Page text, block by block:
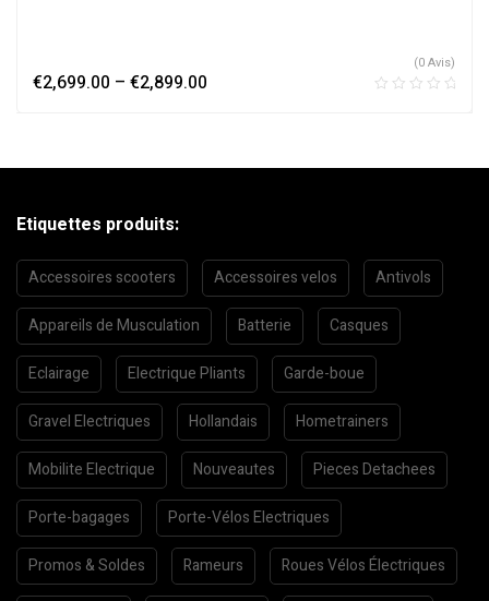
€2,699.00 – €2,899.00
(0 Avis)
Etiquettes produits:
Accessoires scooters Accessoires velos Antivols
Appareils de Musculation Batterie Casques
Eclairage Electrique Pliants Garde-boue
Gravel Electriques Hollandais Hometrainers
Mobilite Electrique Nouveautes Pieces Detachees
Porte-bagages Porte-Vélos Electriques
Promos & Soldes Rameurs Roues Vélos Électriques